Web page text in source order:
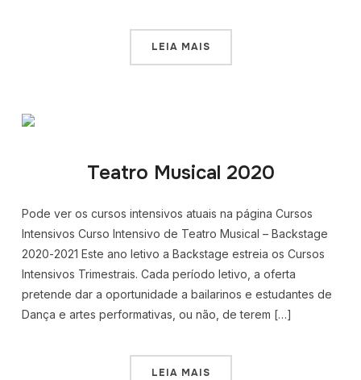
LEIA MAIS
Teatro Musical 2020
Pode ver os cursos intensivos atuais na página Cursos
Intensivos Curso Intensivo de Teatro Musical – Backstage
2020-2021 Este ano letivo a Backstage estreia os Cursos
Intensivos Trimestrais. Cada período letivo, a oferta
pretende dar a oportunidade a bailarinos e estudantes de
Dança e artes performativas, ou não, de terem […]
LEIA MAIS